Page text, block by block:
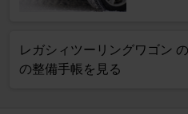
レガシィツーリングワゴン
の整備手帳を見る